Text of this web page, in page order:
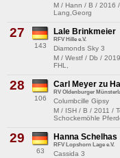
M / Hann / B / 2016
Lang,Georg
27
143
Lale Brinkmeier
RFV Hille e.V.
Diamonds Sky 3
M / Westf / Db /
FHL,
28
106
Carl Meyer zu
RV Oldenburger
Columbcille Gipsy
M / ISH / B / 2011 /
Schockemöhle
29
63
Hanna Schelhas
RFV Lopshorn Lage e.V.
Cassida 3